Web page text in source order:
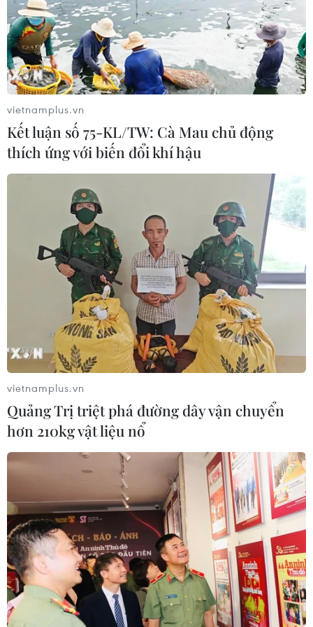
Kinh tế tuần hoàn - nhiệm vụ ưu tiên
trong phát triển của Việt Nam
05/02/2023 08:16
Nối tiếp chủ đề phát triển kinh tế tuần hoàn, bài viết
dưới đây đề cập đến việc tiếp tục hoàn thiện chính
sách, pháp luật về lĩnh vực này là vô cùng cần thiết.
Việt Nam có thể tham gia Nền tảng về
kinh tế tuần hoàn của EU
01/03/2023 03:04
vietnamplus.vn
Kết luận số 75-KL/TW: Cà Mau chủ động
thích ứng với biến đổi khí hậu
vietnamplus.vn
Quảng Trị triệt phá đường dây vận chuyển
hơn 210kg vật liệu nổ